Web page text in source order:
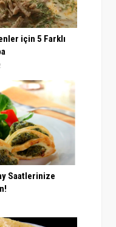
için 5 Farklı
Saatlerinize